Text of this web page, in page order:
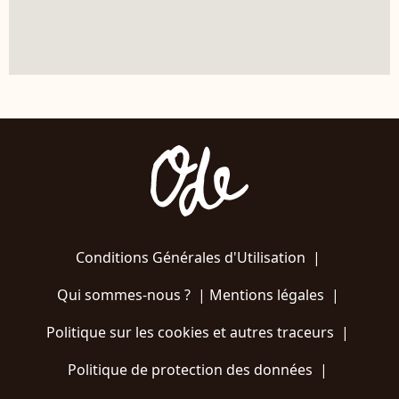
Conditions Générales d'Utilisation |
Qui sommes-nous ?| Mentions légales |
Politique sur les cookies et autres traceurs |
Politique de protection des données |